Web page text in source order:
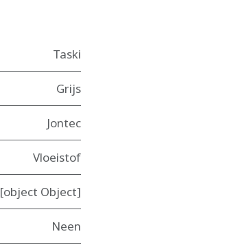
Taski
Grijs
Jontec
Vloeistof
[object Object]
Neen